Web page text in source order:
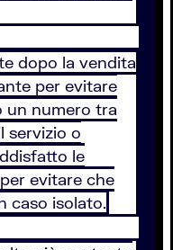
dopo la vendita
per evitare
un numero tra
servizio o
le
evitare che
caso isolato.